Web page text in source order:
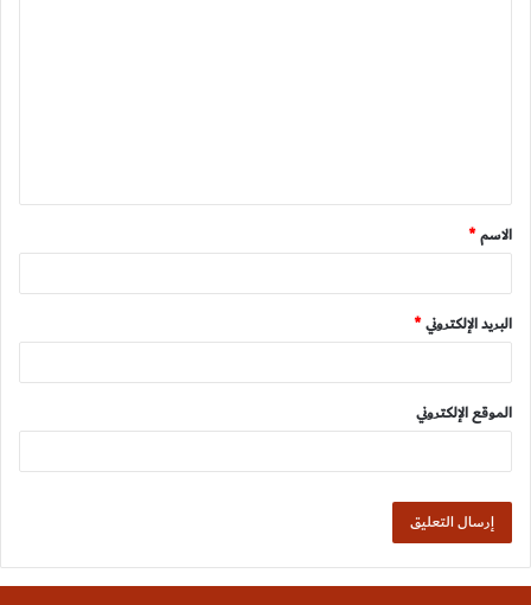
ق
*
الاسم*
البريد الإلكتروني*
الموقع الإلكتروني